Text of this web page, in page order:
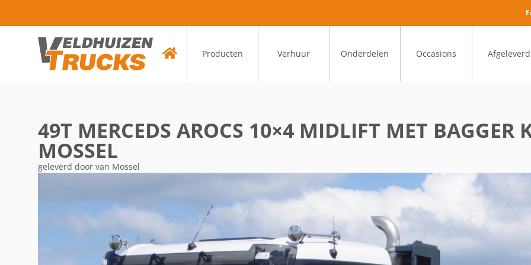
Producten Verhuur Onderdelen Occasions Afgeleverd
49T MERCEDS AROCS 10×4 MIDLIFT MET BAGGER
MOSSEL
geleverd door van Mossel